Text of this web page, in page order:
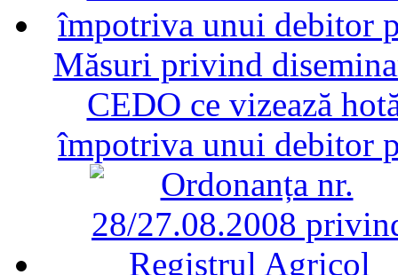
Măsuri privind
CEDO ce vizează
împotriva unui debitor